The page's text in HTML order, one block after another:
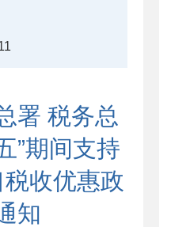
署 税务总
”期间支持
收优惠政
知